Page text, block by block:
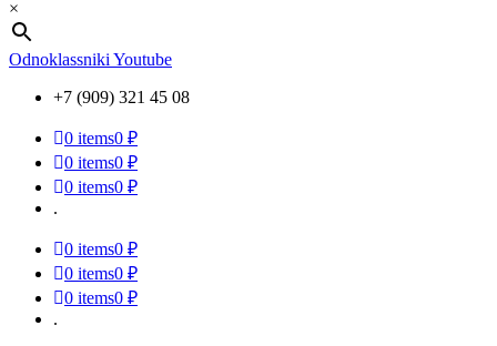
×
Odnoklassniki Youtube
+7 (909) 321 45 08
0 items0 ₽
0 items0 ₽
0 items0 ₽
.
0 items0 ₽
0 items0 ₽
0 items0 ₽
.